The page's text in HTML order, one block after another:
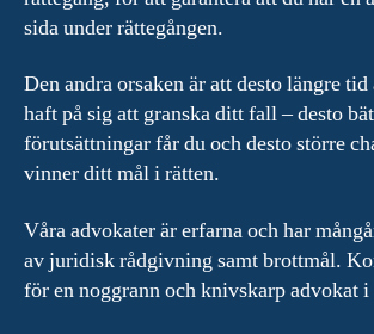
sida under rättegången.
Den andra orsaken är att desto längre
haft på sig att granska ditt fall – desto
förutsättningar får du och desto större
vinner ditt mål i rätten.
Våra advokater är erfarna och har
av juridisk rådgivning samt brottmål.
för en noggrann och knivskarp advokat